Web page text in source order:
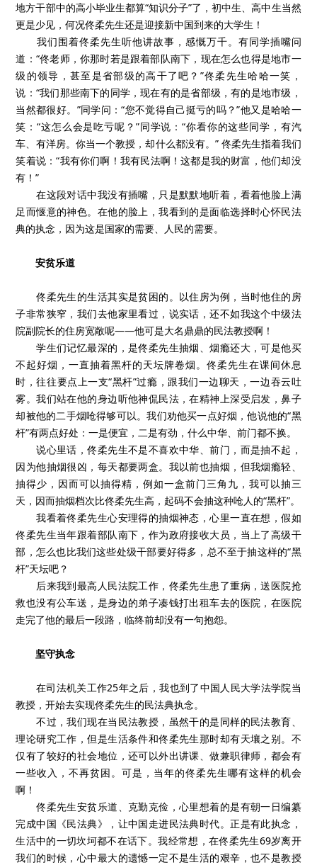
地方干部中的高小毕业生都算“知识分子”了，初中生、高中生当然
更是少见，何况佟柔先生还是迎接新中国到来的大学生！
我们围着佟柔先生听他讲故事，感慨万千。有同学插嘴问
道：“佟老师，你那时若是跟着部队南下，现在怎么也得是地市一
级的领导，甚至是省部级的高干了吧？”佟柔先生哈哈一笑，
说：“我们那些南下的同学，现在有的是省部级，有的是地市级，
当然都很好。”同学问：“您不觉得自己挺亏的吗？”他又是哈哈一
笑：“这怎么会是吃亏呢？”同学说：“你看你的这些同学，有汽
车、有洋房。你当一个教授，却什么都没有。” 佟柔先生指着我们
笑着说：“我有你们啊！我有民法啊！这都是我的财富，他们却没
有！”
在这段对话中我没有插嘴，只是默默地听着，看着他脸上满
足而惬意的神色。在他的脸上，我看到的是面临选择时心怀民法
典的执念，因为这是国家的需要、人民的需要。
安贫乐道
佟柔先生的生活其实是贫困的。以住房为例，当时他住的房
子非常狭窄，我们去他家里看过，说实话，还不如我这个中级法
院副院长的住房宽敞呢——他可是大名鼎鼎的民法教授啊！
学生们记忆最深的，是佟柔先生抽烟、烟瘾还大，可是他买
不起好烟，一直抽着黑杆的天坛牌卷烟。佟柔先生在课间休息
时，往往要点上一支“黑杆”过瘾，跟我们一边聊天，一边吞云吐
雾。我们站在他的身边听他神侃民法，在精神上深受启发，鼻子
却被他的二手烟呛得够可以。我们劝他买一点好烟，他说他的“黑
杆”有两点好处：一是便宜，二是有劲，什么中华、前门都不换。
说心里话，佟柔先生不是不喜欢中华、前门，而是抽不起，
因为他抽烟很凶，每天都要两盒。我以前也抽烟，但我烟瘾轻、
抽得少，因而可以抽得精，例如一盒前门三角九，我可以抽三
天，因而抽烟档次比佟柔先生高，起码不会抽这种呛人的“黑杆”。
我看着佟柔先生心安理得的抽烟神态，心里一直在想，假如
佟柔先生当年跟着部队南下，作为政府接收大员，当上了高级干
部，怎么也比我们这些处级干部要好得多，总不至于抽这样的“黑
杆”天坛吧？
后来我到最高人民法院工作，佟柔先生患了重病，送医院抢
救也没有公车送，是身边的弟子凑钱打出租车去的医院，在医院
走完了他的最后一段路，临终前却没有一句抱怨。
坚守执念
在司法机关工作25年之后，我也到了中国人民大学法学院当
教授，开始去实现佟柔先生的民法典执念。
不过，我们现在当民法教授，虽然干的是同样的民法教育、
理论研究工作，但是生活条件和佟柔先生那时却有天壤之别。不
仅有了较好的社会地位，还可以外出讲课、做兼职律师，都会有
一些收入，不再贫困。可是，当年的佟柔先生哪有这样的机会
啊！
佟柔先生安贫乐道、克勤克俭，心里想着的是有朝一日编纂
完成中国《民法典》，让中国走进民法典时代。正是有此执念，
生活中的一切坎坷都不在话下。我经常想，在佟柔先生69岁离开
我们的时候，心中最大的遗憾一定不是生活的艰辛，也不是教授